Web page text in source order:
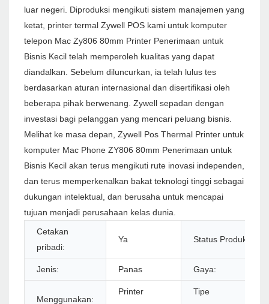
luar negeri. Diproduksi mengikuti sistem manajemen yang
ketat, printer termal Zywell POS kami untuk komputer
telepon Mac Zy806 80mm Printer Penerimaan untuk
Bisnis Kecil telah memperoleh kualitas yang dapat
diandalkan. Sebelum diluncurkan, ia telah lulus tes
berdasarkan aturan internasional dan disertifikasi oleh
beberapa pihak berwenang. Zywell sepadan dengan
investasi bagi pelanggan yang mencari peluang bisnis.
Melihat ke masa depan, Zywell Pos Thermal Printer untuk
komputer Mac Phone ZY806 80mm Penerimaan untuk
Bisnis Kecil akan terus mengikuti rute inovasi independen,
dan terus memperkenalkan bakat teknologi tinggi sebagai
dukungan intelektual, dan berusaha untuk mencapai
tujuan menjadi perusahaan kelas dunia.
Cetakan
pribadi:
Ya Status Produk:
Jenis: Panas Gaya:
Menggunakan:
Printer
Tipe